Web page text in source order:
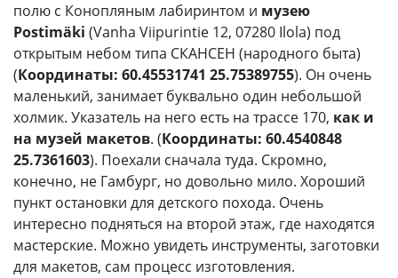
полю с Конопляным лабиринтом и музею
Postimäki (Vanha Viipurintie 12, 07280 Ilola) под
открытым небом типа СКАНСЕН (народного быта)
(Координаты: 60.45531741 25.75389755). Он очень
маленький, занимает буквально один небольшой
холмик. Указатель на него есть на трассе 170, как и
на музей макетов. (Координаты: 60.4540848
25.7361603). Поехали сначала туда. Скромно,
конечно, не Гамбург, но довольно мило. Хороший
пункт остановки для детского похода. Очень
интересно подняться на второй этаж, где находятся
мастерские. Можно увидеть инструменты, заготовки
для макетов, сам процесс изготовления.